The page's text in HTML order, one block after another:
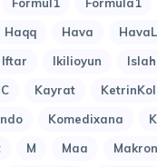
Formul1 Formula1
Haqq Hava
Iftar Ikilioyun
Kayrat
Komedixana
M Maa
Makron